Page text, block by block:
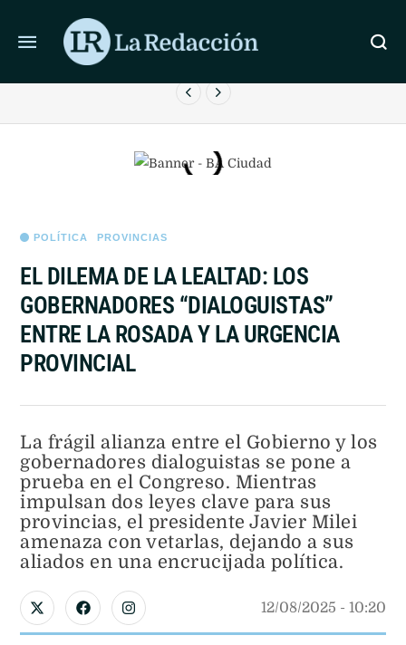
ÚLTIMAS NOTICIAS
LIONEL MESSI LLEGÓ A ROSARIO PARA DESPEDIR A SU
POLÍTICA PROVINCIAS
EL DILEMA DE LA LEALTAD: LOS
GOBERNADORES “DIALOGUISTAS”
ENTRE LA ROSADA Y LA URGENCIA
PROVINCIAL
La frágil alianza entre el Gobierno y los
gobernadores dialoguistas se pone a
prueba en el Congreso. Mientras
impulsan dos leyes clave para sus
provincias, el presidente Javier Milei
amenaza con vetarlas, dejando a sus
aliados en una encrucijada política.
12/08/2025 - 10:20